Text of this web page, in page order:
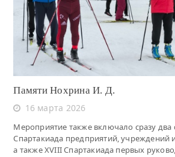
Памяти Нохрина И. Д.
16 марта 2026
Мероприятие также включало сразу два
Спартакиада предприятий, учреждений
а также XVIII Спартакиада первых